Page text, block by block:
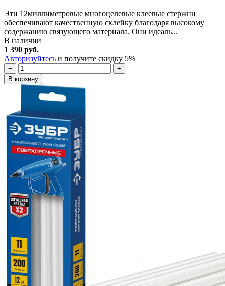
Эти 12миллиметровые многоцелевые клеевые стержни
обеспечивают качественную склейку благодаря высокому
содержанию связующего материала. Они идеаль...
В наличии
1 390 руб.
Авторизуйтесь и получите скидку 5%
−
+
В корзину